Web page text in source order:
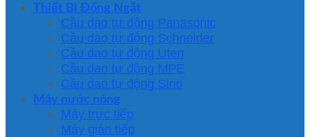
Thiết Bị Đống Ngắt
Cầu dao tự động Panasonic
Cầu dao tự động Schneider
Cầu dao tự động Uten
Cầu dao tự động MPE
Cầu dao tự động Sino
Máy nước nóng
Máy trực tiếp
Máy gián tiếp